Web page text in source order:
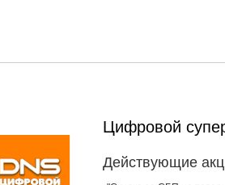
Цифровой
Действующие